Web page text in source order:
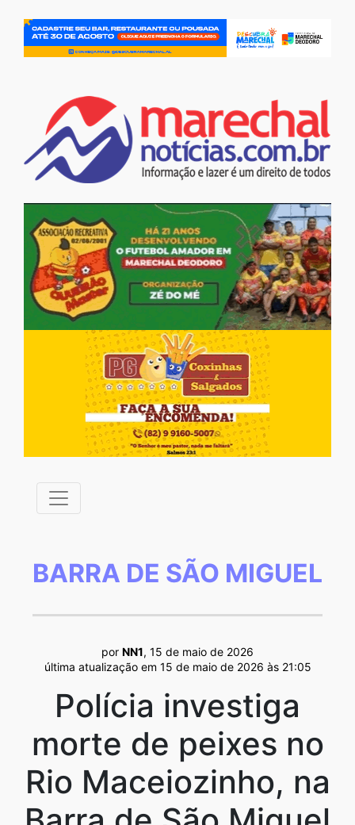
BARRA DE SÃO MIGUEL
por NN1, 15 de maio de 2026
última atualização em 15 de maio de 2026 às 21:05
Polícia investiga
morte de peixes no
Rio Maceiozinho, na